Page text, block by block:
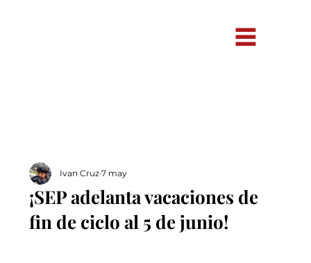
¡SEP adelanta vacaciones de
fin de ciclo al 5 de junio!
Ivan Cruz 7 may